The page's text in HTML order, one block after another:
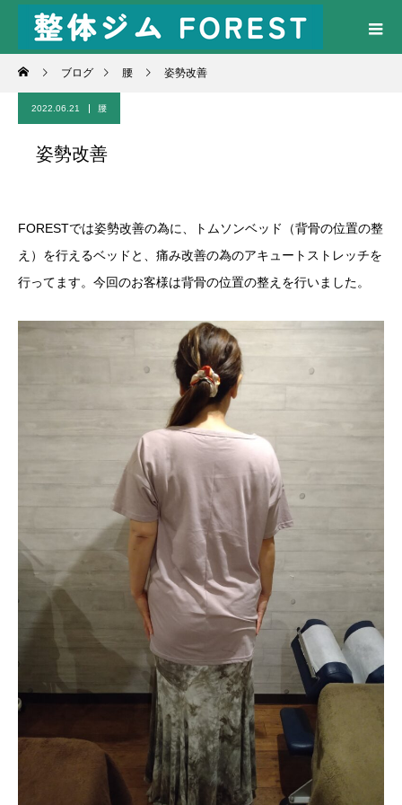
ブログ 腰 姿勢改善
2022.06.21 腰
姿勢改善
FORESTでは姿勢改善の為に、トムソンベッド（背骨の位置の整
え）を行えるベッドと、痛み改善の為のアキュートストレッチを
行ってます。今回のお客様は背骨の位置の整えを行いました。